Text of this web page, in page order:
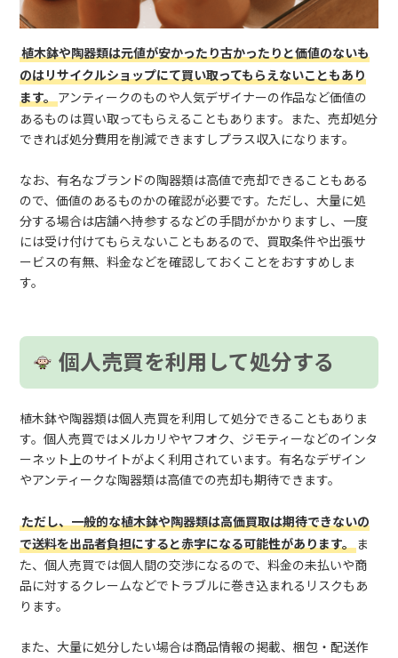
植木鉢や陶器類は元値が安かったり古かったりと価値のないも
のはリサイクルショップにて買い取ってもらえないこともあり
ます。アンティークのものや人気デザイナーの作品など価値の
あるものは買い取ってもらえることもあります。また、売却処分
できれば処分費用を削減できますしプラス収入になります。
なお、有名なブランドの陶器類は高値で売却できることもある
ので、価値のあるものかの確認が必要です。ただし、大量に処
分する場合は店舗へ持参するなどの手間がかかりますし、一度
には受け付けてもらえないこともあるので、買取条件や出張サ
ービスの有無、料金などを確認しておくことをおすすめしま
す。
個人売買を利用して処分する
植木鉢や陶器類は個人売買を利用して処分できることもありま
す。個人売買ではメルカリやヤフオク、ジモティーなどのインタ
ーネット上のサイトがよく利用されています。有名なデザイン
やアンティークな陶器類は高値での売却も期待できます。
ただし、一般的な植木鉢や陶器類は高価買取は期待できないの
で送料を出品者負担にすると赤字になる可能性があります。ま
た、個人売買では個人間の交渉になるので、料金の未払いや商
品に対するクレームなどでトラブルに巻き込まれるリスクもあ
ります。
また、大量に処分したい場合は商品情報の掲載、梱包・配送作